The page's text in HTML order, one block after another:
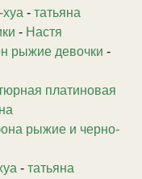
- татьяна
- Настя
рыжие девочки -
платиновая
рыжие и черно-
- татьяна